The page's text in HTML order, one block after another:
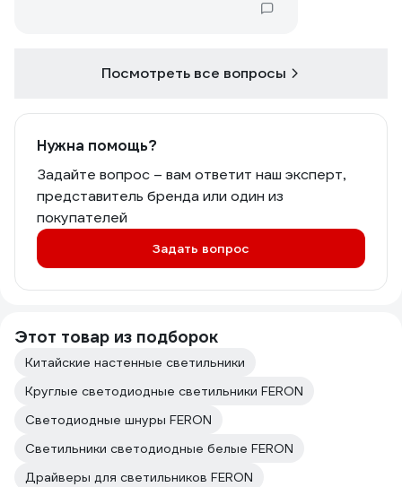
Посмотреть все вопросы
Нужна помощь?
Задайте вопрос – вам ответит наш эксперт,
представитель бренда или один из
покупателей
Задать вопрос
Этот товар из подборок
Китайские настенные светильники
Круглые светодиодные светильники FERON
Светодиодные шнуры FERON
Светильники светодиодные белые FERON
Драйверы для светильников FERON